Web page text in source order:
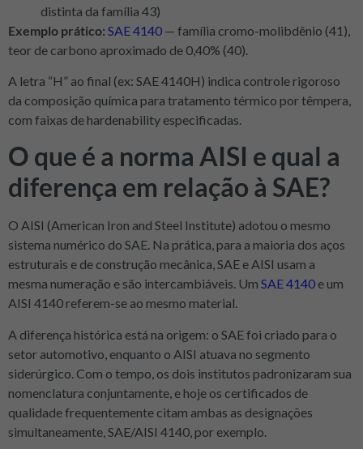
distinta da família 43)
Exemplo prático: SAE 4140 — família cromo-molibdênio (41),
teor de carbono aproximado de 0,40% (40).
A letra “H” ao final (ex: SAE 4140H) indica controle rigoroso
da composição química para tratamento térmico por têmpera,
com faixas de hardenability especificadas.
O que é a norma AISI e qual a
diferença em relação à SAE?
O AISI (American Iron and Steel Institute) adotou o mesmo
sistema numérico do SAE. Na prática, para a maioria dos aços
estruturais e de construção mecânica, SAE e AISI usam a
mesma numeração e são intercambiáveis. Um SAE 4140 e um
AISI 4140 referem-se ao mesmo material.
A diferença histórica está na origem: o SAE foi criado para o
setor automotivo, enquanto o AISI atuava no segmento
siderúrgico. Com o tempo, os dois institutos padronizaram sua
nomenclatura conjuntamente, e hoje os certificados de
qualidade frequentemente citam ambas as designações
simultaneamente, SAE/AISI 4140, por exemplo.